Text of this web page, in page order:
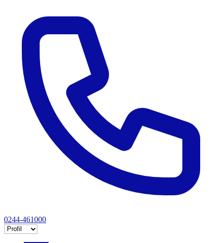
0244-461000
Selectează tab